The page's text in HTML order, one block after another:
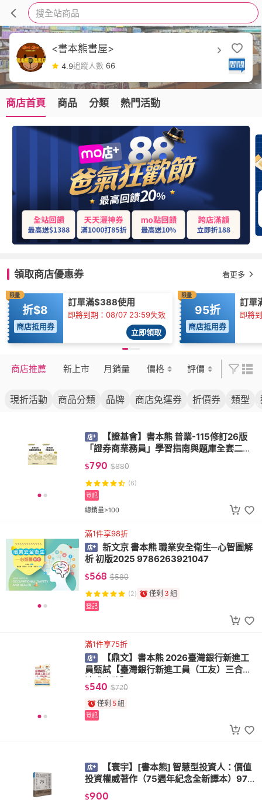
搜全站商品
<書本熊書屋>
4.9追蹤人數 66
商店首頁 商品 分類 熱門活動
領取商店優惠券 看更多
限量
折$8
商店抵用券
訂單滿$388使用
即將到期：08/07 23:59失效
立即領取
限量
95折
商店抵用券
訂單
即將
商店推薦 新上市 月銷量 價格 評價
現折活動 商品分類 品牌 商店免運券 折價券 類型
【證基會】書本熊 普業-115修訂26版
「證券商業務員」學習指南與題庫全套二冊)
9786269293926
$790 $880
(6)
總銷量>100
登記
滿1件享98折
新文京 書本熊 職業安全衛生─心智圖解
析 初版2025 9786263921047
$568 $580
(2) 僅剩 3 組
登記
滿1件享75折
【鼎文】書本熊 2026臺灣銀行新進工
員甄試【臺灣銀行新進工員（工友）三合一
速成攻略】 9786264670128
$540 $720
僅剩 5組
登記
【寰宇】[書本熊] 智慧型投資人：價值
投資權威著作（75週年紀念全新譯本）978
6269274000
$900